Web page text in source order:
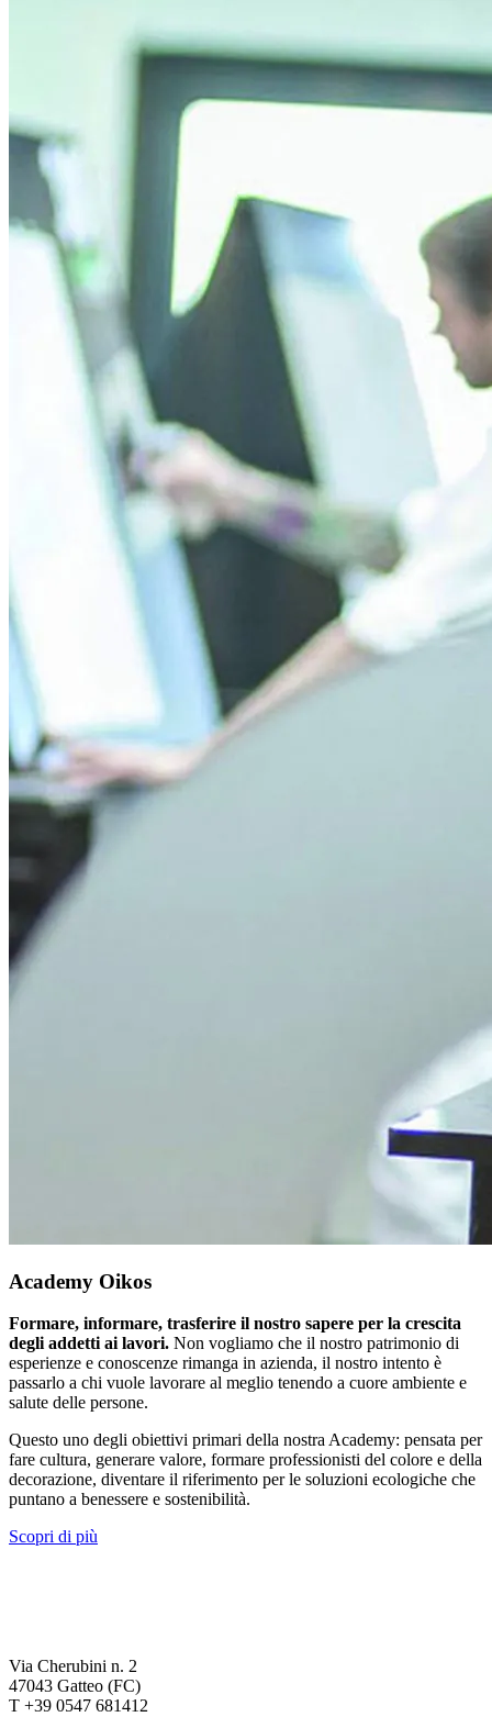
Academy Oikos
Formare, informare, trasferire il nostro sapere per la crescita
degli addetti ai lavori. Non vogliamo che il nostro patrimonio di
esperienze e conoscenze rimanga in azienda, il nostro intento è
passarlo a chi vuole lavorare al meglio tenendo a cuore ambiente e
salute delle persone.
Questo uno degli obiettivi primari della nostra Academy: pensata per
fare cultura, generare valore, formare professionisti del colore e della
decorazione, diventare il riferimento per le soluzioni ecologiche che
puntano a benessere e sostenibilità.
Scopri di più
Via Cherubini n. 2
47043 Gatteo (FC)
T +39 0547 681412